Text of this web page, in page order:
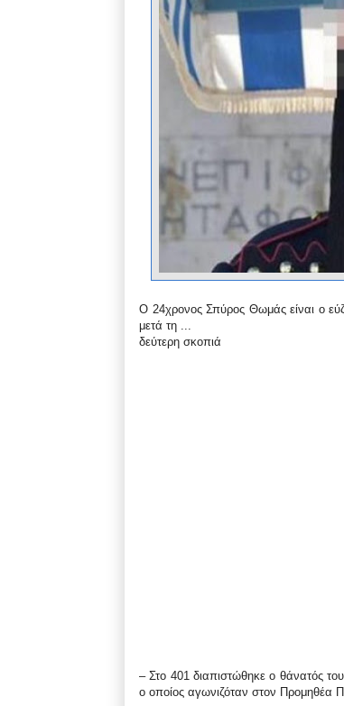
Ο 24χρονος Σπύρος Θωμάς είναι ο
μετά τη ...
δεύτερη σκοπιά
– Στο 401 διαπιστώθηκε ο θάνατός
ο οποίος αγωνιζόταν στον Προμηθέα